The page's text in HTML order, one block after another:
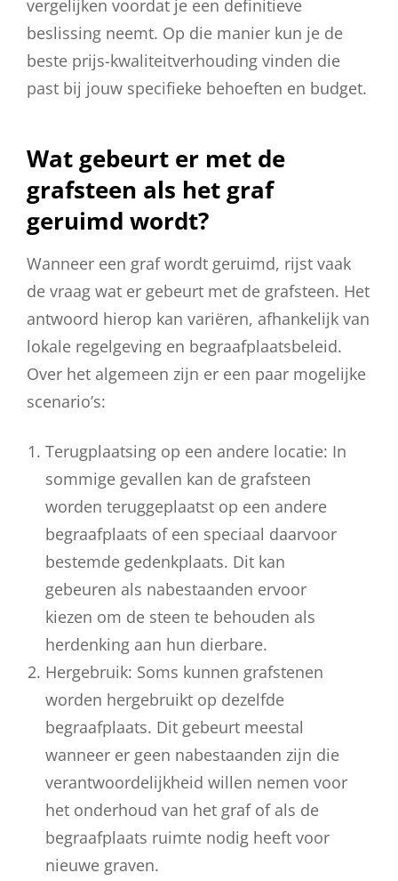
vergelijken voordat je een definitieve
beslissing neemt. Op die manier kun je de
beste prijs-kwaliteitverhouding vinden die
past bij jouw specifieke behoeften en budget.
Wat gebeurt er met de
grafsteen als het graf
geruimd wordt?
Wanneer een graf wordt geruimd, rijst vaak
de vraag wat er gebeurt met de grafsteen. Het
antwoord hierop kan variëren, afhankelijk van
lokale regelgeving en begraafplaatsbeleid.
Over het algemeen zijn er een paar mogelijke
scenario’s:
Terugplaatsing op een andere locatie: In
sommige gevallen kan de grafsteen
worden teruggeplaatst op een andere
begraafplaats of een speciaal daarvoor
bestemde gedenkplaats. Dit kan
gebeuren als nabestaanden ervoor
kiezen om de steen te behouden als
herdenking aan hun dierbare.
Hergebruik: Soms kunnen grafstenen
worden hergebruikt op dezelfde
begraafplaats. Dit gebeurt meestal
wanneer er geen nabestaanden zijn die
verantwoordelijkheid willen nemen voor
het onderhoud van het graf of als de
begraafplaats ruimte nodig heeft voor
nieuwe graven.